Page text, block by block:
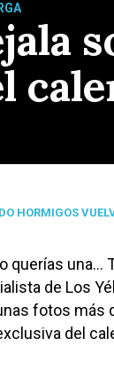
HORMIGOS
querías una…
de Los
fotos más
del